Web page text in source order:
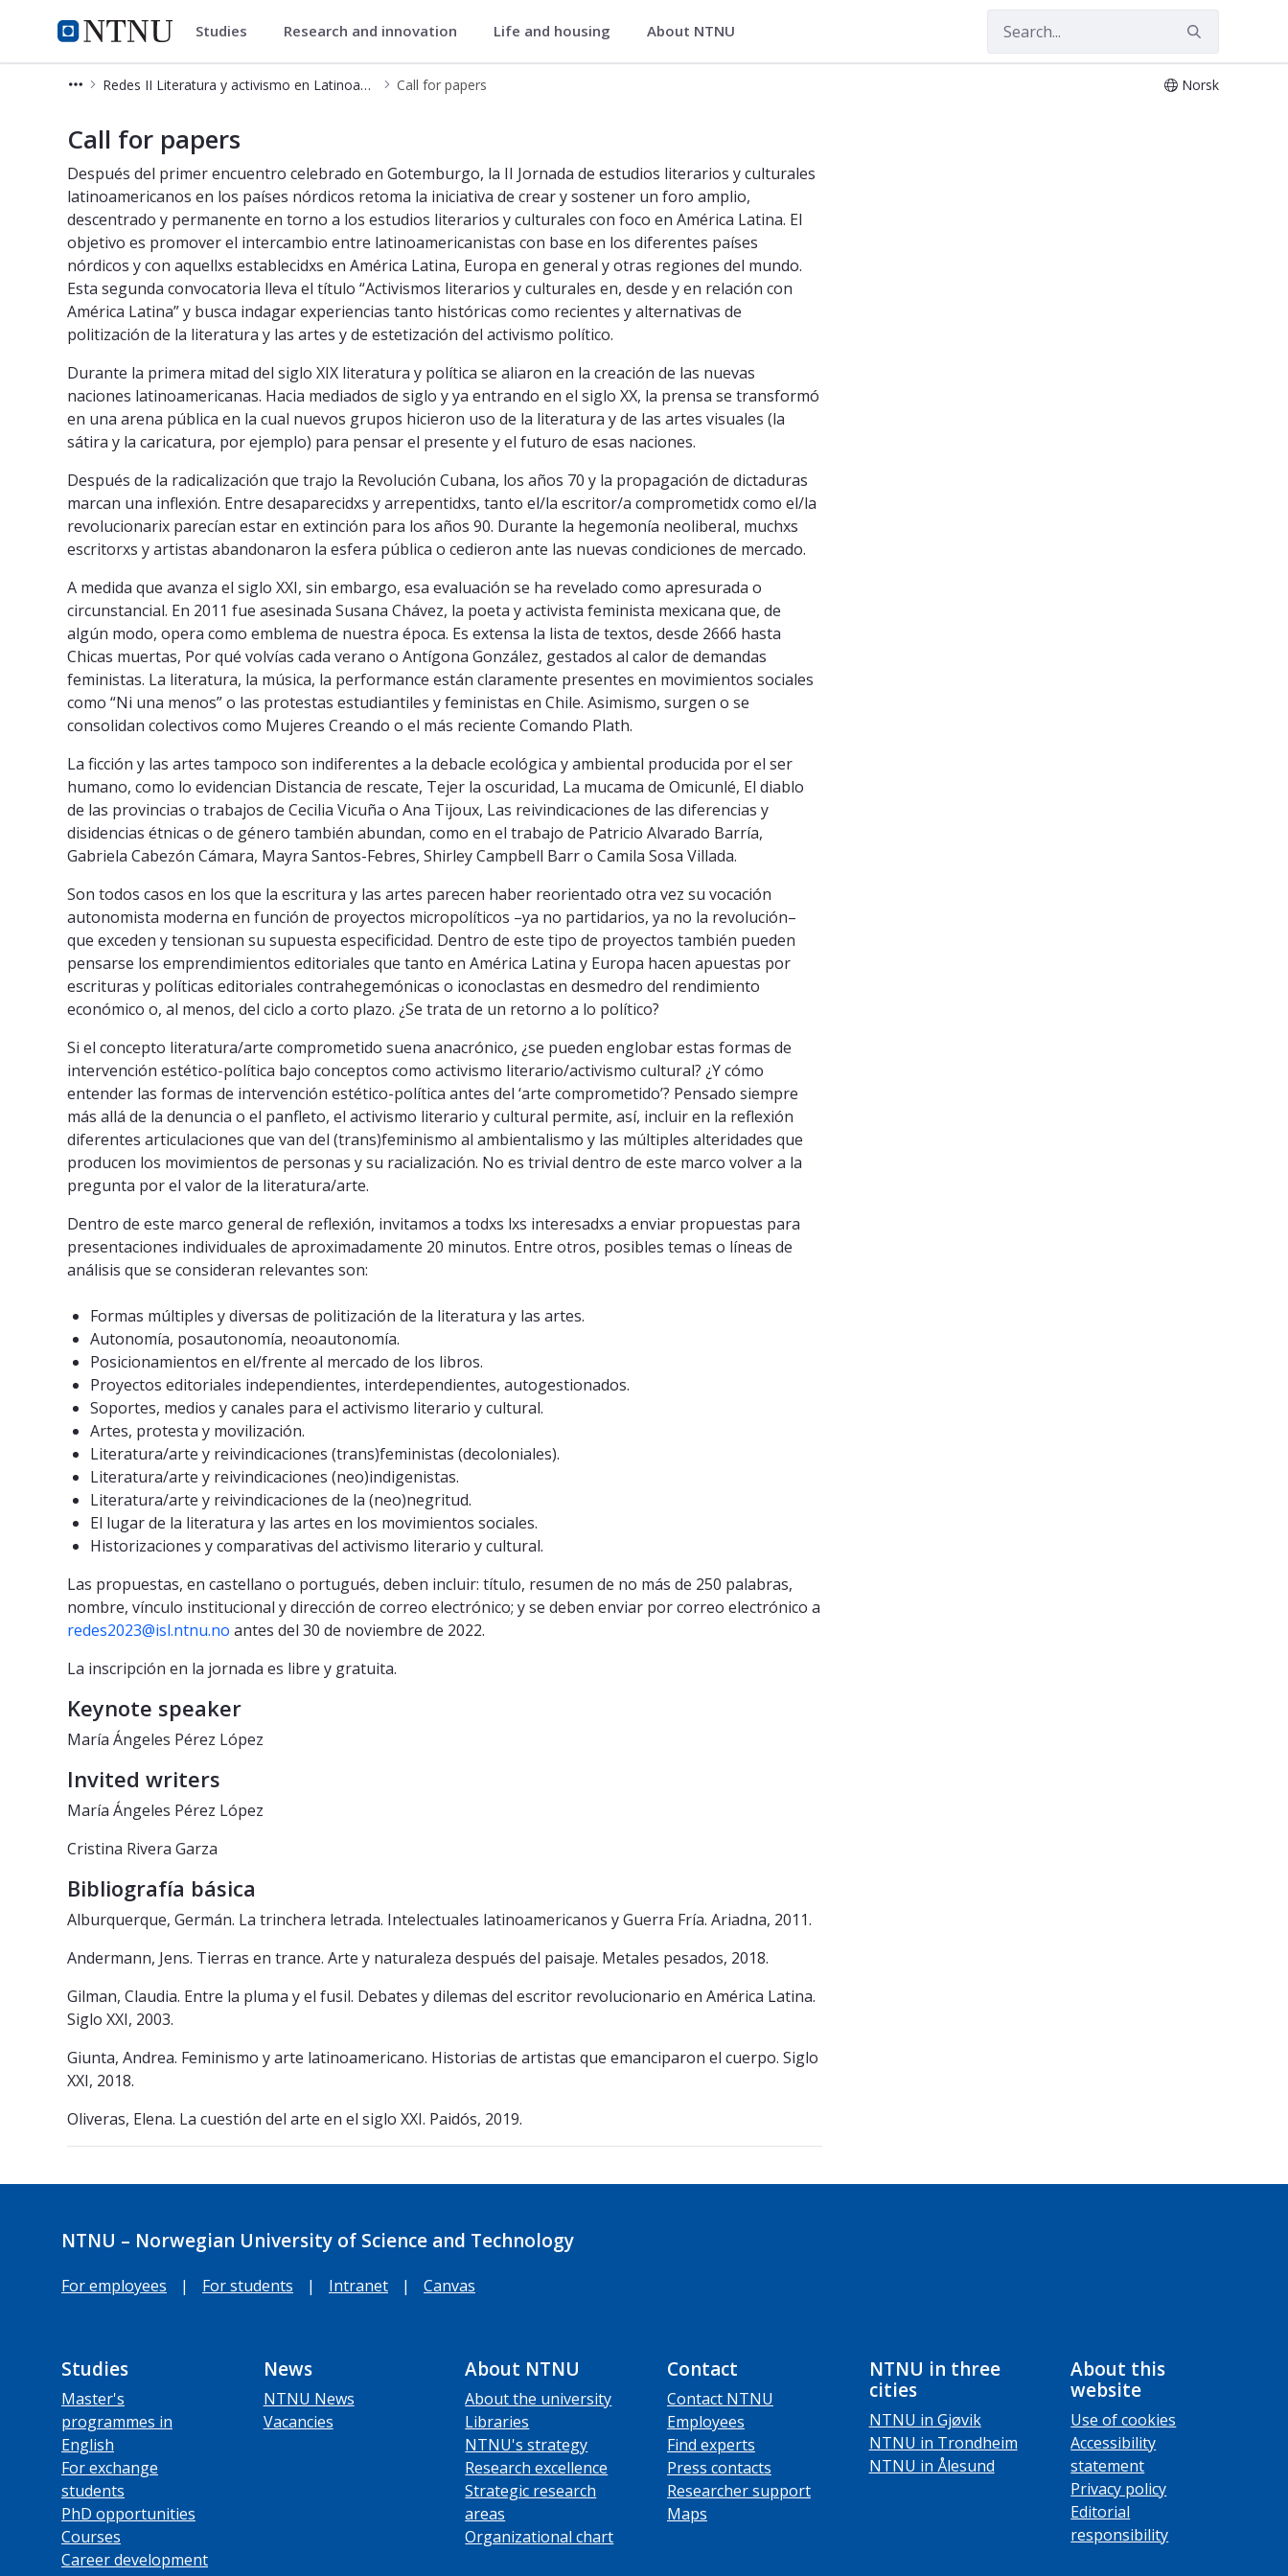
NTNU Home
Department of Language and Literature
Studies Research and innovation Life and housing About NTNU
Redes II Literatura y activismo en Latinoamérica. Segundas jornadas de estudios literarios y culturales latinoamericanos en los países nórdicos Call for papers Norsk
Call for papers
Después del primer encuentro celebrado en Gotemburgo, la II Jornada de estudios literarios y culturales
latinoamericanos en los países nórdicos retoma la iniciativa de crear y sostener un foro amplio,
descentrado y permanente en torno a los estudios literarios y culturales con foco en América Latina. El
objetivo es promover el intercambio entre latinoamericanistas con base en los diferentes países
nórdicos y con aquellxs establecidxs en América Latina, Europa en general y otras regiones del mundo.
Esta segunda convocatoria lleva el título “Activismos literarios y culturales en, desde y en relación con
América Latina” y busca indagar experiencias tanto históricas como recientes y alternativas de
politización de la literatura y las artes y de estetización del activismo político.
Durante la primera mitad del siglo XIX literatura y política se aliaron en la creación de las nuevas
naciones latinoamericanas. Hacia mediados de siglo y ya entrando en el siglo XX, la prensa se transformó
en una arena pública en la cual nuevos grupos hicieron uso de la literatura y de las artes visuales (la
sátira y la caricatura, por ejemplo) para pensar el presente y el futuro de esas naciones.
Después de la radicalización que trajo la Revolución Cubana, los años 70 y la propagación de dictaduras
marcan una inflexión. Entre desaparecidxs y arrepentidxs, tanto el/la escritor/a comprometidx como el/la
revolucionarix parecían estar en extinción para los años 90. Durante la hegemonía neoliberal, muchxs
escritorxs y artistas abandonaron la esfera pública o cedieron ante las nuevas condiciones de mercado.
A medida que avanza el siglo XXI, sin embargo, esa evaluación se ha revelado como apresurada o
circunstancial. En 2011 fue asesinada Susana Chávez, la poeta y activista feminista mexicana que, de
algún modo, opera como emblema de nuestra época. Es extensa la lista de textos, desde 2666 hasta
Chicas muertas, Por qué volvías cada verano o Antígona González, gestados al calor de demandas
feministas. La literatura, la música, la performance están claramente presentes en movimientos sociales
como “Ni una menos” o las protestas estudiantiles y feministas en Chile. Asimismo, surgen o se
consolidan colectivos como Mujeres Creando o el más reciente Comando Plath.
La ficción y las artes tampoco son indiferentes a la debacle ecológica y ambiental producida por el ser
humano, como lo evidencian Distancia de rescate, Tejer la oscuridad, La mucama de Omicunlé, El diablo
de las provincias o trabajos de Cecilia Vicuña o Ana Tijoux, Las reivindicaciones de las diferencias y
disidencias étnicas o de género también abundan, como en el trabajo de Patricio Alvarado Barría,
Gabriela Cabezón Cámara, Mayra Santos-Febres, Shirley Campbell Barr o Camila Sosa Villada.
Son todos casos en los que la escritura y las artes parecen haber reorientado otra vez su vocación
autonomista moderna en función de proyectos micropolíticos –ya no partidarios, ya no la revolución–
que exceden y tensionan su supuesta especificidad. Dentro de este tipo de proyectos también pueden
pensarse los emprendimientos editoriales que tanto en América Latina y Europa hacen apuestas por
escrituras y políticas editoriales contrahegemónicas o iconoclastas en desmedro del rendimiento
económico o, al menos, del ciclo a corto plazo. ¿Se trata de un retorno a lo político?
Si el concepto literatura/arte comprometido suena anacrónico, ¿se pueden englobar estas formas de
intervención estético-política bajo conceptos como activismo literario/activismo cultural? ¿Y cómo
entender las formas de intervención estético-política antes del ‘arte comprometido’? Pensado siempre
más allá de la denuncia o el panfleto, el activismo literario y cultural permite, así, incluir en la reflexión
diferentes articulaciones que van del (trans)feminismo al ambientalismo y las múltiples alteridades que
producen los movimientos de personas y su racialización. No es trivial dentro de este marco volver a la
pregunta por el valor de la literatura/arte.
Dentro de este marco general de reflexión, invitamos a todxs lxs interesadxs a enviar propuestas para
presentaciones individuales de aproximadamente 20 minutos. Entre otros, posibles temas o líneas de
análisis que se consideran relevantes son:
Formas múltiples y diversas de politización de la literatura y las artes.
Autonomía, posautonomía, neoautonomía.
Posicionamientos en el/frente al mercado de los libros.
Proyectos editoriales independientes, interdependientes, autogestionados.
Soportes, medios y canales para el activismo literario y cultural.
Artes, protesta y movilización.
Literatura/arte y reivindicaciones (trans)feministas (decoloniales).
Literatura/arte y reivindicaciones (neo)indigenistas.
Literatura/arte y reivindicaciones de la (neo)negritud.
El lugar de la literatura y las artes en los movimientos sociales.
Historizaciones y comparativas del activismo literario y cultural.
Las propuestas, en castellano o portugués, deben incluir: título, resumen de no más de 250 palabras,
nombre, vínculo institucional y dirección de correo electrónico; y se deben enviar por correo electrónico a
redes2023@isl.ntnu.no antes del 30 de noviembre de 2022.
La inscripción en la jornada es libre y gratuita.
Keynote speaker
María Ángeles Pérez López
Invited writers
María Ángeles Pérez López
Cristina Rivera Garza
Bibliografía básica
Alburquerque, Germán. La trinchera letrada. Intelectuales latinoamericanos y Guerra Fría. Ariadna, 2011.
Andermann, Jens. Tierras en trance. Arte y naturaleza después del paisaje. Metales pesados, 2018.
Gilman, Claudia. Entre la pluma y el fusil. Debates y dilemas del escritor revolucionario en América Latina.
Siglo XXI, 2003.
Giunta, Andrea. Feminismo y arte latinoamericano. Historias de artistas que emanciparon el cuerpo. Siglo
XXI, 2018.
Oliveras, Elena. La cuestión del arte en el siglo XXI. Paidós, 2019.
NTNU – Norwegian University of Science and Technology
For employees | For students | Intranet | Canvas
Studies
Master's
programmes in
English
For exchange
students
PhD opportunities
Courses
Career development
News
NTNU News
Vacancies
About NTNU
About the university
Libraries
NTNU's strategy
Research excellence
Strategic research
areas
Organizational chart
Contact
Contact NTNU
Employees
Find experts
Press contacts
Researcher support
Maps
NTNU in three
cities
NTNU in Gjøvik
NTNU in Trondheim
NTNU in Ålesund
About this
website
Use of cookies
Accessibility
statement
Privacy policy
Editorial
responsibility